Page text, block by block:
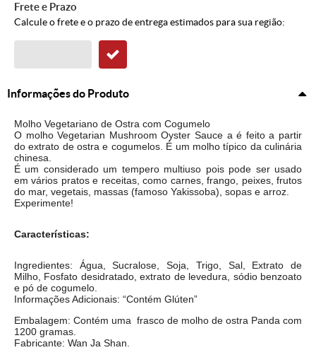
Frete e Prazo
Calcule o frete e o prazo de entrega estimados para sua região:
Informações do Produto
Molho Vegetariano de Ostra com Cogumelo
O molho Vegetarian Mushroom Oyster Sauce a é feito a partir
do extrato de ostra e cogumelos. É um molho típico da culinária
chinesa.
É um considerado um tempero multiuso pois pode ser usado
em vários pratos e receitas, como carnes, frango, peixes, frutos
do mar, vegetais, massas (famoso Yakissoba), sopas e arroz.
Experimente!
Características:
Ingredientes: Água, Sucralose, Soja, Trigo, Sal, Extrato de
Milho, Fosfato desidratado, extrato de levedura, sódio benzoato
e pó de cogumelo.
Informações Adicionais: “Contém Glúten”
Embalagem: Contém uma frasco de molho de ostra Panda com
1200 gramas.
Fabricante: Wan Ja Shan.